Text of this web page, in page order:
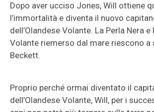
Dopo aver ucciso Jones, Will ottiene
l’immortalità e diventa il nuovo
dell’Olandese Volante. La Perla Nera e
Volante riemerso dal mare riescono
Beckett.
Proprio perché ormai diventato il
dell’Olandese Volante, Will, per i